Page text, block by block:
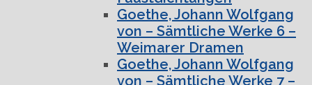
Goethe, Johann Wolfgang
von – Sämtliche Werke 6 –
Weimarer Dramen
Goethe, Johann Wolfgang
von – Sämtliche Werke 7 –